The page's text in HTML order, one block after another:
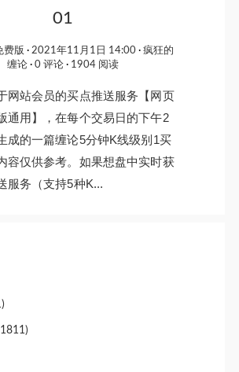
01
费版 2021年11月1日 14:00
疯狂的
缠论
0 评论 1904 阅读
网站会员的买点推送服务【网页
通用】，在每个交易日的下午2
成的一篇缠论5分钟K线级别1买
容仅供参考。如果想盘中实时获
服务（支持5种K...